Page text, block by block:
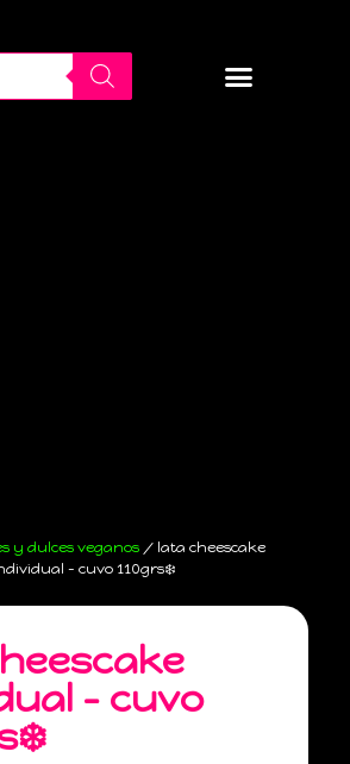
y dulces veganos / lata cheescake
– cuvo 110grs❄️
– cuvo